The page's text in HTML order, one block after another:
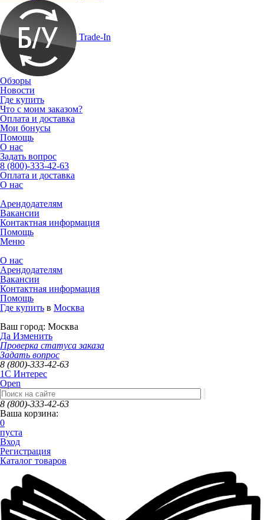
Trade-In
Обзоры
Новости
Где купить
Что с моим заказом?
Оплата и доставка
Мои бонусы
Помощь
О нас
Задать вопрос
8 (800)-333-42-63
Оплата и доставка
О нас
Арендодателям
Вакансии
Контактная информация
Помощь
Меню
О нас
Арендодателям
Вакансии
Контактная информация
Помощь
Где купить в Москва
Ваш город: Москва
Да Изменить
Проверка статуса заказа
Задать вопрос
8 (800)-333-42-63
1C Интерес
Open
8 (800)-333-42-63
Ваша корзина:
0
пуста
Вход
Регистрация
Каталог товаров